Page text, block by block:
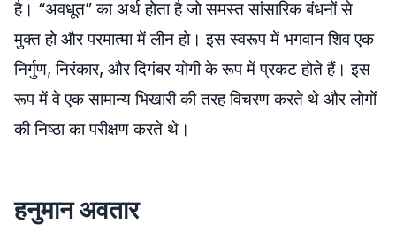
है। “अवधूत” का अर्थ होता है जो समस्त सांसारिक बंधनों से
मुक्त हो और परमात्मा में लीन हो। इस स्वरूप में भगवान शिव एक
निर्गुण, निरंकार, और दिगंबर योगी के रूप में प्रकट होते हैं। इस
रूप में वे एक सामान्य भिखारी की तरह विचरण करते थे और लोगों
की निष्ठा का परीक्षण करते थे।
हनुमान अवतार